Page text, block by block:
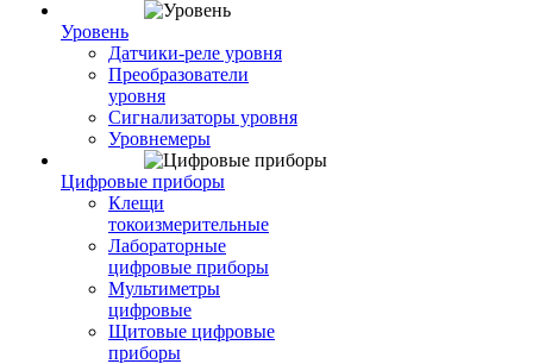
Уровень
Датчики-реле уровня
Преобразователи
уровня
Сигнализаторы уровня
Уровнемеры
Цифровые приборы
Клещи
токоизмерительные
Лабораторные
цифровые приборы
Мультиметры
цифровые
Щитовые цифровые
приборы